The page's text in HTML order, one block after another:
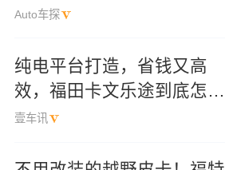
多高？
Auto车探
纯电平台打造，省钱又高
效，福田卡文乐途到底怎么
样？
壹车讯